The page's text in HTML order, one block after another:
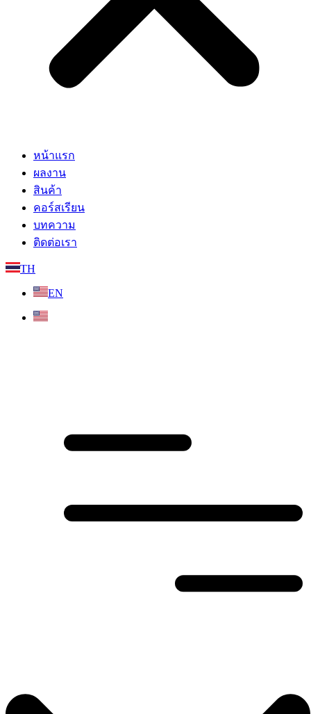
หน้าแรก
ผลงาน
สินค้า
คอร์สเรียน
บทความ
ติดต่อเรา
TH
EN